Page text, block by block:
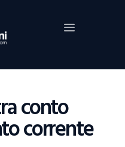
conto
corrente